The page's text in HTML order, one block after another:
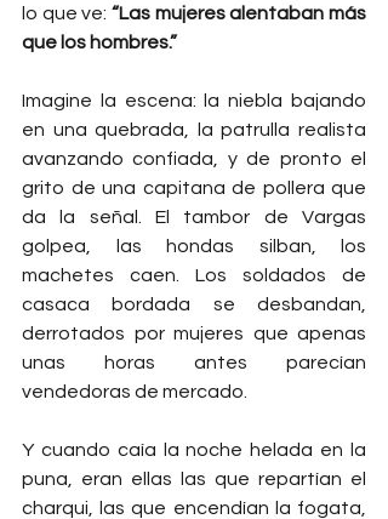
lo que ve: “Las mujeres alentaban más
que los hombres.”
Imagine la escena: la niebla bajando
en una quebrada, la patrulla realista
avanzando confiada, y de pronto el
grito de una capitana de pollera que
da la señal. El tambor de Vargas
golpea, las hondas silban, los
machetes caen. Los soldados de
casaca bordada se desbandan,
derrotados por mujeres que apenas
unas horas antes parecían
vendedoras de mercado.
Y cuando caía la noche helada en la
puna, eran ellas las que repartían el
charqui, las que encendían la fogata,